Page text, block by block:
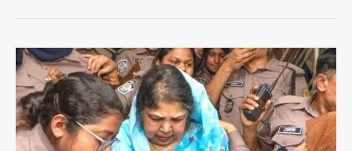
গিয়ে
নিজেই
আসামি,
থানায়
রাতভর
মা’\রধরের